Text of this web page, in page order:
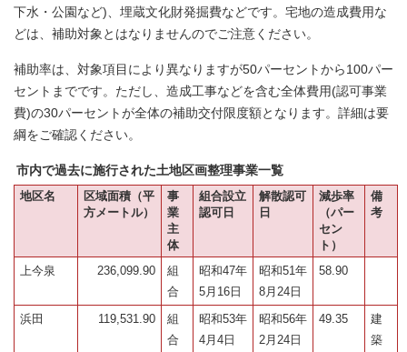
下水・公園など)、埋蔵文化財発掘費などです。宅地の造成費用な
どは、補助対象とはなりませんのでご注意ください。
補助率は、対象項目により異なりますが50パーセントから100パー
セントまでです。ただし、造成工事などを含む全体費用(認可事業
費)の30パーセントが全体の補助交付限度額となります。詳細は要
綱をご確認ください。
市内で過去に施行された土地区画整理事業一覧
地区名
区域面積（平
方メートル）
事
業
主
体
組合設立
認可日
解散認可
日
減歩率
（パー
セン
ト）
備
考
上今泉 236,099.90
組
合
昭和47年
5月16日
昭和51年
8月24日
58.90
浜田 119,531.90
組
合
昭和53年
4月4日
昭和56年
2月24日
49.35
建
築